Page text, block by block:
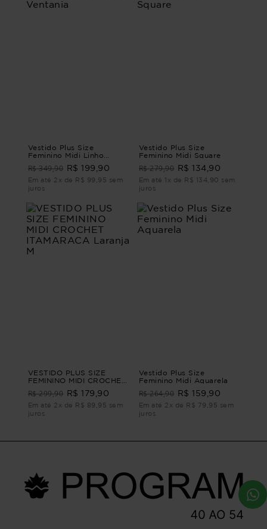
Vestido Plus Size
Feminino Midi Linho
R$ 349,90 R$ 199,90
Em até 2x de R$ 99,95 sem
juros
Vestido Plus Size
Feminino Midi Square
R$ 279,90 R$ 134,90
Em até 1x de R$ 134,90 sem
juros
VESTIDO PLUS SIZE
FEMININO MIDI CROCHET
ITAMARACA Laranja M
R$ 299,90 R$ 179,90
Em até 2x de R$ 89,95 sem
juros
Vestido Plus Size
Feminino Midi Aquarela
R$ 264,90 R$ 159,90
Em até 2x de R$ 79,95 sem
juros